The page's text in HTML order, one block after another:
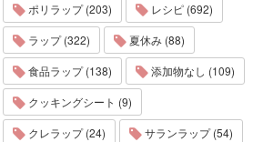
ポリラップ (203)
レシピ (692)
ラップ (322)
夏休み (88)
食品ラップ (138)
添加物なし (109)
クッキングシート (9)
クレラップ (24)
サランラップ (54)